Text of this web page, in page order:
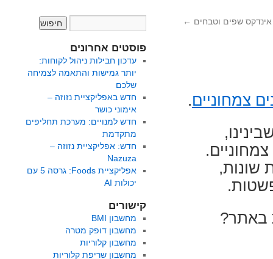
שפים וטבחים ←
צמחוניים.
שונות,
באתר?
פוסטים אחרונים
עדכון חבילות ניהול לקוחות:
יותר גמישות והתאמה לצמיחה
שלכם
חדש באפליקציית נזוזה –
אימוני כושר
חדש למנויים: מערכת תחליפים
מתקדמת
חדש: אפליקציית נזוזה –
Nazuza
אפליקציית Foods: גרסה 5 עם
יכולות AI
קישורים
מחשבון BMI
מחשבון דופק מטרה
מחשבון קלוריות
מחשבון שריפת קלוריות